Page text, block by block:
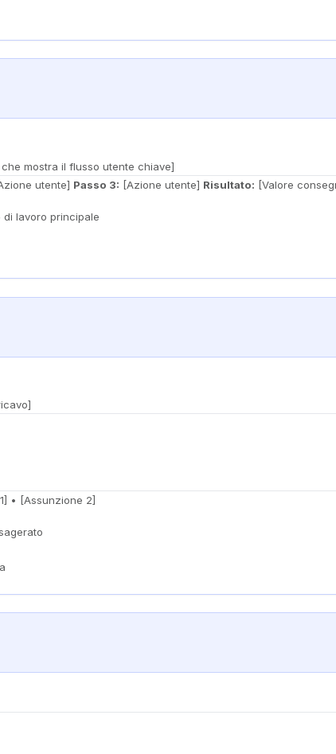
mostra il flusso utente chiave]
utente] Passo 3: [Azione utente] Risultato: [Valore
lavoro principale
• [Assunzione 2]